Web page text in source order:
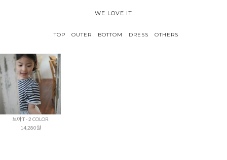
WE LOVE IT
TOP OUTER BOTTOM DRESS OTHERS
브아 T - 2 COLOR
14,280원